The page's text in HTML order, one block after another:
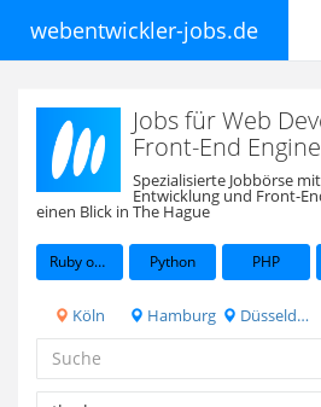
webentwickler-jobs.de
Jobs für Web
Front-End
Spezialisierte Jobbörse
Entwicklung und Front-
einen Blick in The Hague
Ruby on Rails Python PHP
Köln Hamburg Düsseldorf